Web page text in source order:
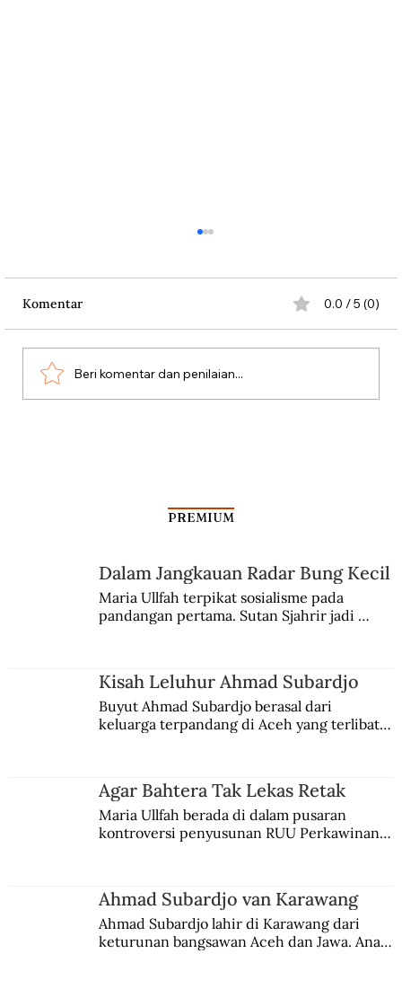
Dari Srebrenica ke Palestina
Komentar 0.0 / 5 (0)
Beri komentar dan penilaian...
PREMIUM
Dalam Jangkauan Radar Bung Kecil
Maria Ullfah terpikat sosialisme pada
pandangan pertama. Sutan Sjahrir jadi
Kisah Leluhur Ahmad Subardjo
Buyut Ahmad Subardjo berasal dari
keluarga terpandang di Aceh yang terlibat
Agar Bahtera Tak Lekas Retak
Maria Ullfah berada di dalam pusaran
kontroversi penyusunan RUU Perkawinan.
Ahmad Subardjo van Karawang
Ahmad Subardjo lahir di Karawang dari
keturunan bangsawan Aceh dan Jawa. Anak